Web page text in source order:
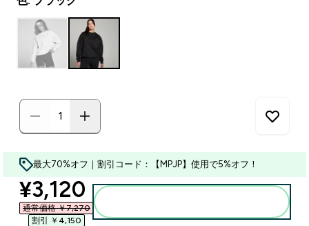
最大70%オフ｜割引コード：【MPJP】使用で5%オフ！
discounted price
¥3,120‎
通常価格 ￥7,270‎
割引 ￥4,150‎